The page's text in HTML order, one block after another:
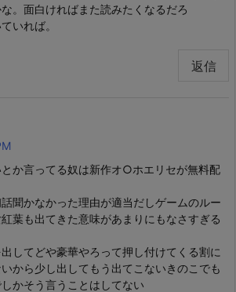
。面白ければまた読みたくなるだろ
いれば。
返信
か言ってる奴は新作オ○ホエリセが無料配
聞かなかった理由が適当だしゲームのルー
葉も出てきた意味があまりにもなさすぎる
してどや豪華やろって押し付けてくる割に
から少し出してもう出てこないきのこでも
かそう言うことはしてない